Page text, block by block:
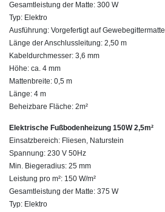
Gesamtleistung der Matte: 300 W
Typ: Elektro
Ausführung: Vorgefertigt auf Gewebegittermatte
Länge der Anschlussleitung: 2,50 m
Kabeldurchmesser: 3,6 mm
Höhe: ca. 4 mm
Mattenbreite: 0,5 m
Länge: 4 m
Beheizbare Fläche: 2m²
Elektrische Fußbodenheizung 150W 2,5m²
Einsatzbereich: Fliesen, Naturstein
Spannung: 230 V 50Hz
Min. Biegeradius: 25 mm
Leistung pro m²: 150 W/m²
Gesamtleistung der Matte: 375 W
Typ: Elektro